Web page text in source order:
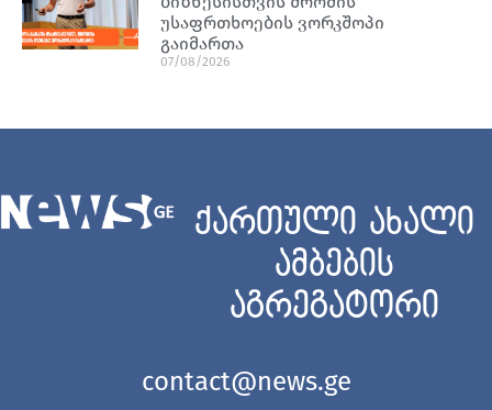
უსაფრთხოების ვორკშოპი
გაიმართა
07/08/2026
ქართული ახალი
ამბების
აგრეგატორი
contact@news.ge